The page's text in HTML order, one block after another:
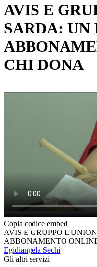
AVIS E
SARDA: UN
CHI DONA
Copia codice embed
AVIS E GRUPPO
ABBONAMENTO
Egidiangela Sechi
Gli altri servizi